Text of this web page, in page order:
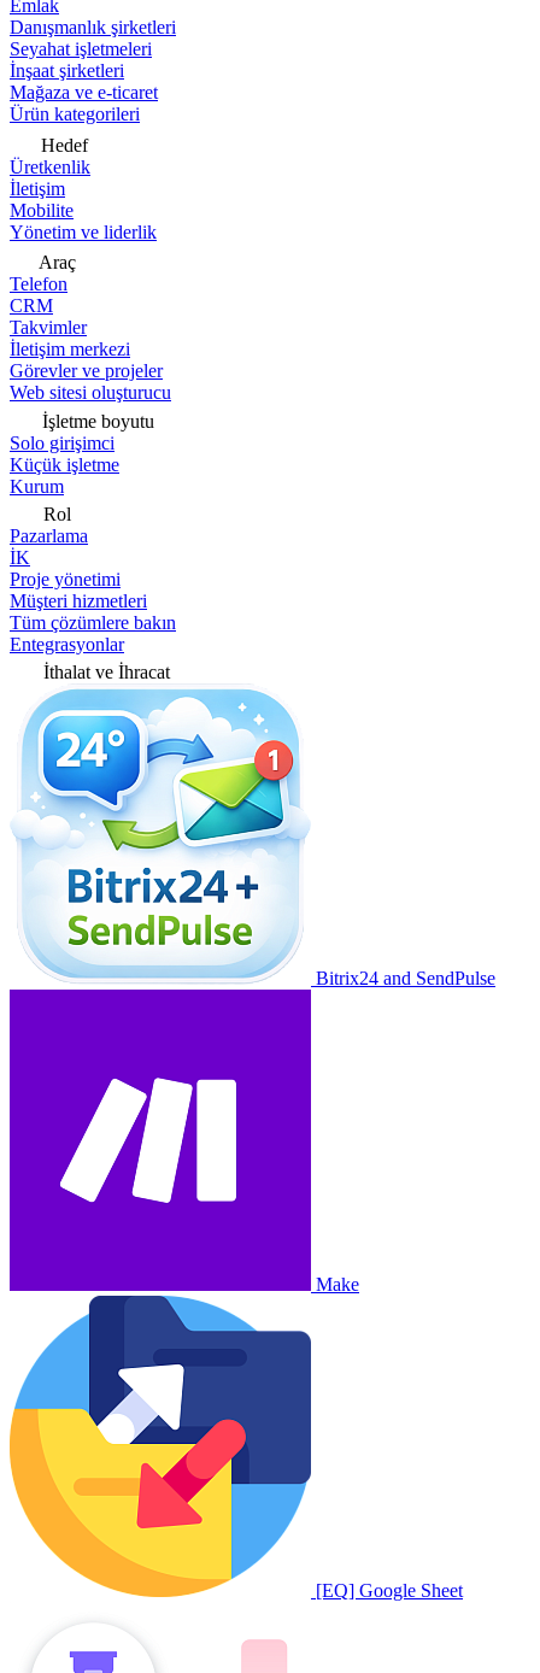
Emlak
Danışmanlık şirketleri
Seyahat işletmeleri
İnşaat şirketleri
Mağaza ve e-ticaret
Ürün kategorileri
Hedef
Üretkenlik
İletişim
Mobilite
Yönetim ve liderlik
Araç
Telefon
CRM
Takvimler
İletişim merkezi
Görevler ve projeler
Web sitesi oluşturucu
İşletme boyutu
Solo girişimci
Küçük işletme
Kurum
Rol
Pazarlama
İK
Proje yönetimi
Müşteri hizmetleri
Tüm çözümlere bakın
Entegrasyonlar
İthalat ve İhracat
Bitrix24 and SendPulse
Make
[EQ] Google Sheet